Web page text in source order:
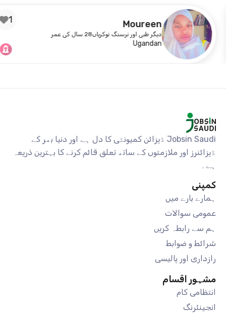
Moureen
دیگر طبی اور نرسنگ نوکریاں28 سال کی عمر
Ugandan
Jobsin Saudi ڈیزائن کمیونٹی کا دل ہے اور دنیا بھر کے
ڈیزائنرز اور ملازمتوں کے ساتھ تعلق قائم کرنے کا بہترین ذریعہ
ہے۔
کمپنی
ہمارے بارے میں
عمومی سوالات
ہم سے رابطہ کریں
شرائط و ضوابط
رازداری اور پالیسی
مشہور اقسام
انتظامی کام
انجینئرنگ